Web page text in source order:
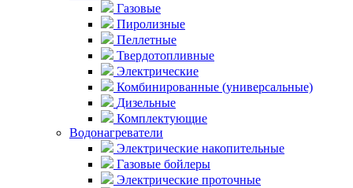
Газовые
Пиролизные
Пеллетные
Твердотопливные
Электрические
Комбинированные (универсальные)
Дизельные
Комплектующие
Водонагреватели
Электрические накопительные
Газовые бойлеры
Электрические проточные